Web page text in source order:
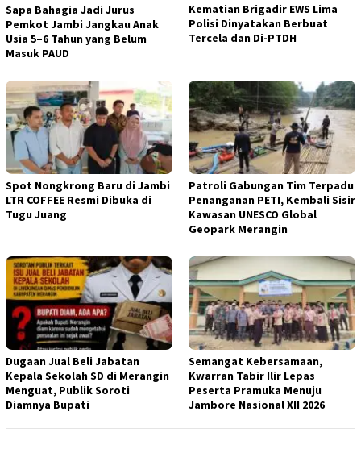
Sapa Bahagia Jadi Jurus
Pemkot Jambi Jangkau Anak
Usia 5–6 Tahun yang Belum
Masuk PAUD
Kematian Brigadir EWS Lima
Polisi Dinyatakan Berbuat
Tercela dan Di-PTDH
Spot Nongkrong Baru di Jambi
LTR COFFEE Resmi Dibuka di
Tugu Juang
Patroli Gabungan Tim Terpadu
Penanganan PETI, Kembali Sisir
Kawasan UNESCO Global
Geopark Merangin
Dugaan Jual Beli Jabatan
Kepala Sekolah SD di Merangin
Menguat, Publik Soroti
Diamnya Bupati
Semangat Kebersamaan,
Kwarran Tabir Ilir Lepas
Peserta Pramuka Menuju
Jambore Nasional XII 2026